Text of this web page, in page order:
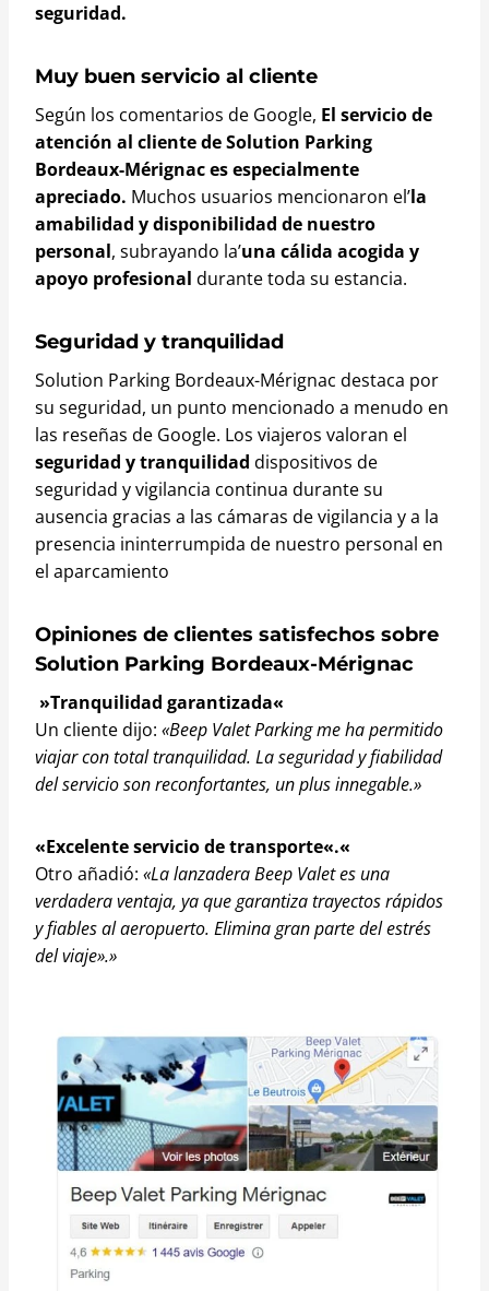
seguridad.
Muy buen servicio al cliente
Según los comentarios de Google, El servicio de
atención al cliente de Solution Parking
Bordeaux-Mérignac es especialmente
apreciado. Muchos usuarios mencionaron el’la
amabilidad y disponibilidad de nuestro
personal, subrayando la’una cálida acogida y
apoyo profesional durante toda su estancia.
Seguridad y tranquilidad
Solution Parking Bordeaux-Mérignac destaca por
su seguridad, un punto mencionado a menudo en
las reseñas de Google. Los viajeros valoran el
seguridad y tranquilidad dispositivos de
seguridad y vigilancia continua durante su
ausencia gracias a las cámaras de vigilancia y a la
presencia ininterrumpida de nuestro personal en
el aparcamiento
Opiniones de clientes satisfechos sobre
Solution Parking Bordeaux-Mérignac
»Tranquilidad garantizada«
Un cliente dijo: «Beep Valet Parking me ha permitido
viajar con total tranquilidad. La seguridad y fiabilidad
del servicio son reconfortantes, un plus innegable.»
«Excelente servicio de transporte«.«
Otro añadió: «La lanzadera Beep Valet es una
verdadera ventaja, ya que garantiza trayectos rápidos
y fiables al aeropuerto. Elimina gran parte del estrés
del viaje».»